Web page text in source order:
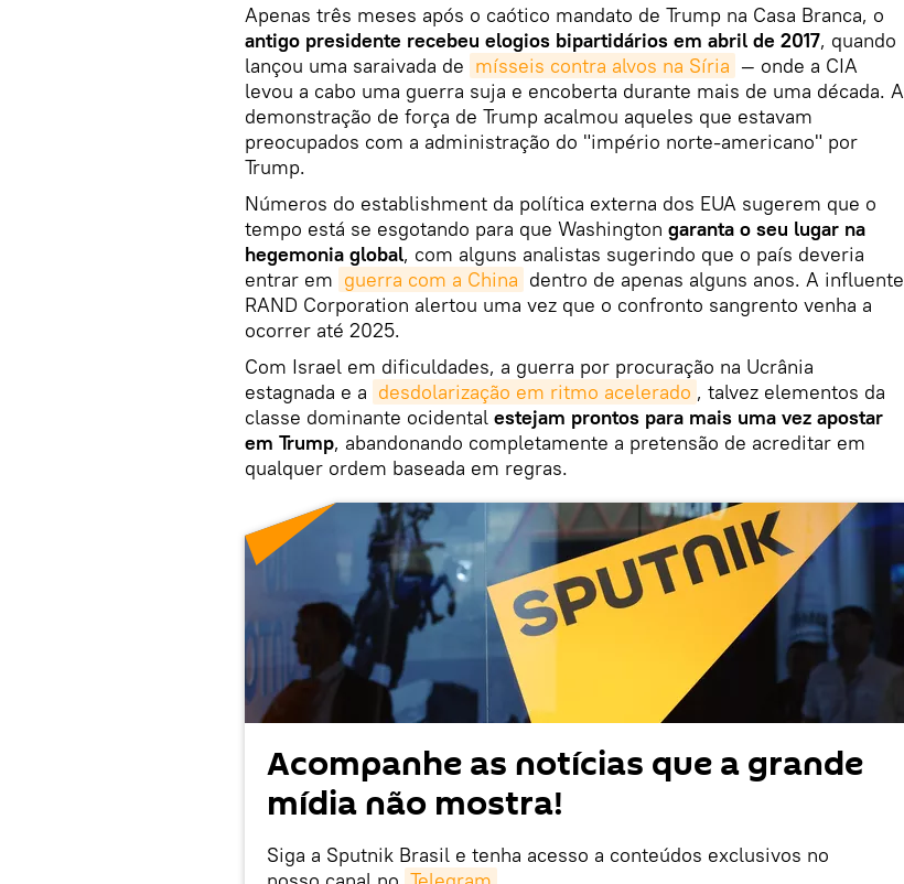
Apenas três meses após o caótico mandato de Trump na Casa Branca, o
antigo presidente recebeu elogios bipartidários em abril de 2017, quando
lançou uma saraivada de mísseis contra alvos na Síria — onde a CIA
levou a cabo uma guerra suja e encoberta durante mais de uma década. A
demonstração de força de Trump acalmou aqueles que estavam
preocupados com a administração do "império norte-americano" por
Trump.
Números do establishment da política externa dos EUA sugerem que o
tempo está se esgotando para que Washington garanta o seu lugar na
hegemonia global, com alguns analistas sugerindo que o país deveria
entrar em guerra com a China dentro de apenas alguns anos. A influente
RAND Corporation alertou uma vez que o confronto sangrento venha a
ocorrer até 2025.
Com Israel em dificuldades, a guerra por procuração na Ucrânia
estagnada e a desdolarização em ritmo acelerado , talvez elementos da
classe dominante ocidental estejam prontos para mais uma vez apostar
em Trump, abandonando completamente a pretensão de acreditar em
qualquer ordem baseada em regras.
Acompanhe as notícias que a grande
mídia não mostra!
Siga a Sputnik Brasil e tenha acesso a conteúdos exclusivos no